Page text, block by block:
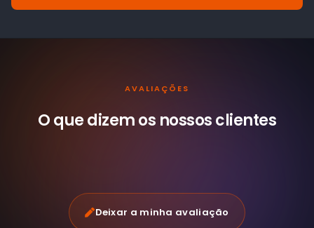
AVALIAÇÕES
O que dizem os nossosclientes
Deixar a minha avaliação